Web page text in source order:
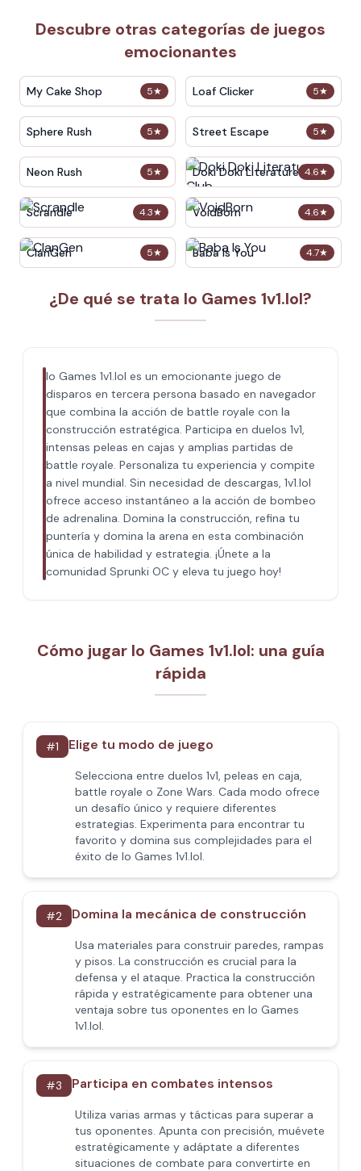
Descubre otras categorías de juegos
emocionantes
5★
My Cake Shop 5★
Loaf Clicker
5★
Sphere Rush 5★
Street Escape
5★
Neon Rush 4.6★
Doki Doki Literature Club
4.3★
Scrandle 4.6★
VoidBorn
5★
ClanGen 4.7★
Baba Is You
¿De qué se trata Io Games 1v1.lol?
Io Games 1v1.lol es un emocionante juego de
disparos en tercera persona basado en navegador
que combina la acción de battle royale con la
construcción estratégica. Participa en duelos 1v1,
intensas peleas en cajas y amplias partidas de
battle royale. Personaliza tu experiencia y compite
a nivel mundial. Sin necesidad de descargas, 1v1.lol
ofrece acceso instantáneo a la acción de bombeo
de adrenalina. Domina la construcción, refina tu
puntería y domina la arena en esta combinación
única de habilidad y estrategia. ¡Únete a la
comunidad Sprunki OC y eleva tu juego hoy!
Cómo jugar Io Games 1v1.lol: una guía
rápida
#1 Elige tu modo de juego
Selecciona entre duelos 1v1, peleas en caja,
battle royale o Zone Wars. Cada modo ofrece
un desafío único y requiere diferentes
estrategias. Experimenta para encontrar tu
favorito y domina sus complejidades para el
éxito de Io Games 1v1.lol.
#2 Domina la mecánica de construcción
Usa materiales para construir paredes, rampas
y pisos. La construcción es crucial para la
defensa y el ataque. Practica la construcción
rápida y estratégicamente para obtener una
ventaja sobre tus oponentes en Io Games
1v1.lol.
#3 Participa en combates intensos
Utiliza varias armas y tácticas para superar a
tus oponentes. Apunta con precisión, muévete
estratégicamente y adáptate a diferentes
situaciones de combate para convertirte en